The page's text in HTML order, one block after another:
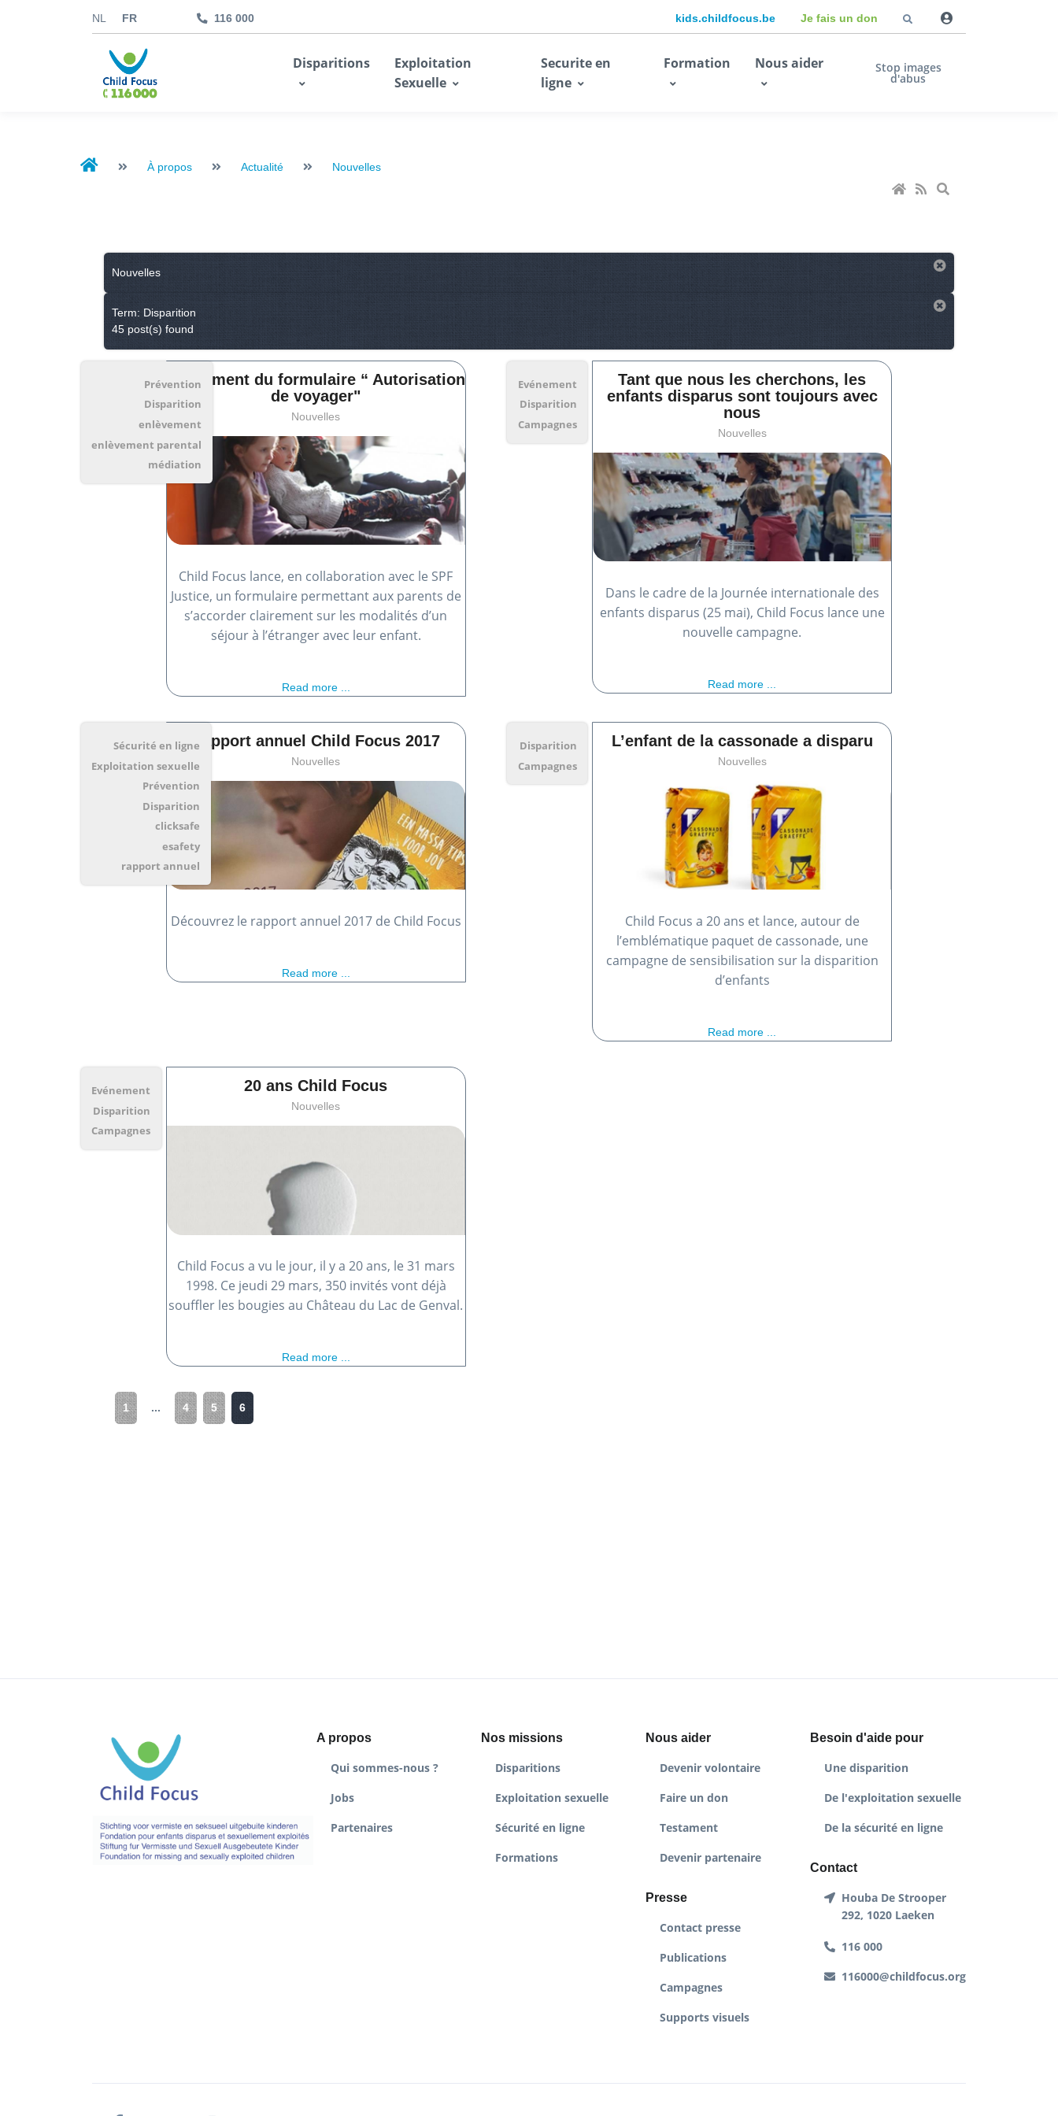
NL FR 116 000 kids.childfocus.be Je fais un don
Disparitions
Exploitation
Sexuelle
Securite en
ligne
Formation Nous aider Stop images
d'abus
À propos Actualité Nouvelles
Nouvelles
Term: Disparition
45 post(s) found
Lancement du formulaire “ Autorisation
de voyager"
Nouvelles
Prévention
Disparition
enlèvement
enlèvement parental
médiation
Child Focus lance, en collaboration avec le SPF
Justice, un formulaire permettant aux parents de
s’accorder clairement sur les modalités d’un
séjour à l’étranger avec leur enfant.
Read more ...
Tant que nous les cherchons, les
enfants disparus sont toujours avec
nous
Nouvelles
Evénement
Disparition
Campagnes
Dans le cadre de la Journée internationale des
enfants disparus (25 mai), Child Focus lance une
nouvelle campagne.
Read more ...
Rapport annuel Child Focus 2017
Nouvelles
Sécurité en ligne
Exploitation sexuelle
Prévention
Disparition
clicksafe
esafety
rapport annuel
Découvrez le rapport annuel 2017 de Child Focus
Read more ...
L’enfant de la cassonade a disparu
Nouvelles
Disparition
Campagnes
Child Focus a 20 ans et lance, autour de
l’emblématique paquet de cassonade, une
campagne de sensibilisation sur la disparition
d’enfants
Read more ...
20 ans Child Focus
Nouvelles
Evénement
Disparition
Campagnes
Child Focus a vu le jour, il y a 20 ans, le 31 mars
1998. Ce jeudi 29 mars, 350 invités vont déjà
souffler les bougies au Château du Lac de Genval.
Read more ...
1 ... 4 5 6
A propos
Qui sommes-nous ?
Jobs
Partenaires
Nos missions
Disparitions
Exploitation sexuelle
Sécurité en ligne
Formations
Nous aider
Devenir volontaire
Faire un don
Testament
Devenir partenaire
Presse
Contact presse
Publications
Campagnes
Supports visuels
Besoin d'aide pour
Une disparition
De l'exploitation sexuelle
De la sécurité en ligne
Contact
Houba De Strooper
292, 1020 Laeken
116 000
116000@childfocus.org